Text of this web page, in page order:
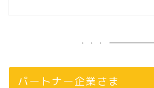
パートナー企業さま